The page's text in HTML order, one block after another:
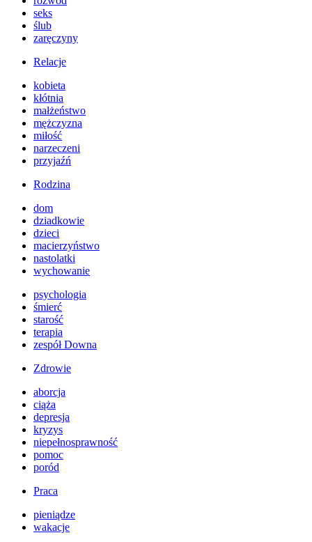
seks
ślub
zaręczyny
Relacje
kobieta
kłótnia
małżeństwo
mężczyzna
miłość
narzeczeni
przyjaźń
Rodzina
dom
dziadkowie
dzieci
macierzyństwo
nastolatki
wychowanie
psychologia
śmierć
starość
terapia
zespół Downa
Zdrowie
aborcja
ciąża
depresja
kryzys
niepełnosprawność
pomoc
poród
Praca
pieniądze
wakacje